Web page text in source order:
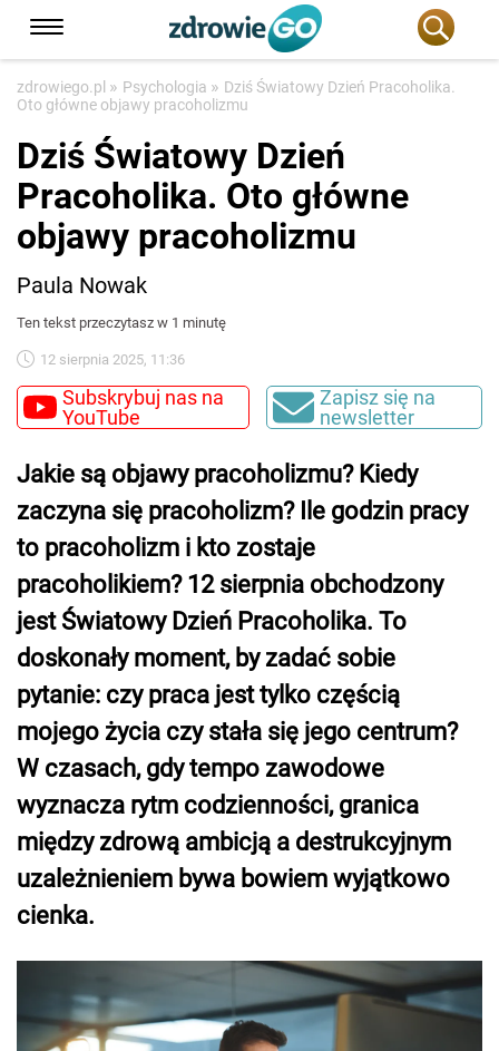
zdrowiego.pl » Psychologia » Dziś Światowy Dzień Pracoholika.
Oto główne objawy pracoholizmu
Dziś Światowy Dzień
Pracoholika. Oto główne
objawy pracoholizmu
Paula Nowak
Ten tekst przeczytasz w 1 minutę
12 sierpnia 2025, 11:36
Subskrybuj nas na
YouTube
Zapisz się na
newsletter
Jakie są objawy pracoholizmu? Kiedy
zaczyna się pracoholizm? Ile godzin pracy
to pracoholizm i kto zostaje
pracoholikiem? 12 sierpnia obchodzony
jest Światowy Dzień Pracoholika. To
doskonały moment, by zadać sobie
pytanie: czy praca jest tylko częścią
mojego życia czy stała się jego centrum?
W czasach, gdy tempo zawodowe
wyznacza rytm codzienności, granica
między zdrową ambicją a destrukcyjnym
uzależnieniem bywa bowiem wyjątkowo
cienka.